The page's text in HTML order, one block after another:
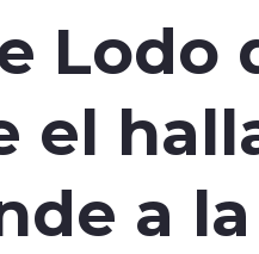
Lodo
el
a